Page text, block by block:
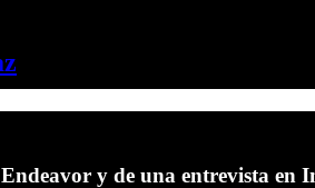
y de una entrevista